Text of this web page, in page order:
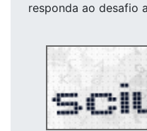
responda ao desafio